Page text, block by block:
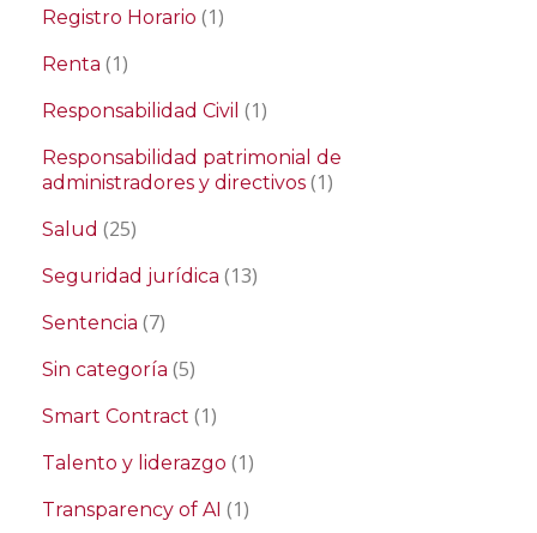
Registro Horario (1)
Renta (1)
Responsabilidad Civil (1)
Responsabilidad patrimonial de
administradores y directivos (1)
Salud (25)
Seguridad jurídica (13)
Sentencia (7)
Sin categoría (5)
Smart Contract (1)
Talento y liderazgo (1)
Transparency of AI (1)